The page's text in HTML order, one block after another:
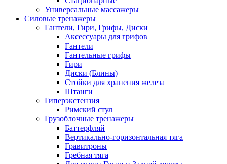
Универсальные массажеры
Силовые тренажеры
Гантели, Гири, Грифы, Диски
Аксессуары для грифов
Гантели
Гантельные грифы
Гири
Диски (Блины)
Стойки для хранения железа
Штанги
Гиперэкстензия
Римский стул
Грузоблочные тренажеры
Баттерфляй
Вертикально-горизонтальная тяга
Гравитроны
Гребная тяга